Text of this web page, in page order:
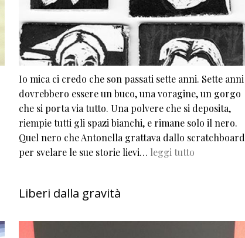
Io mica ci credo che son passati sette anni. Sette anni
dovrebbero essere un buco, una voragine, un gorgo
che si porta via tutto. Una polvere che si deposita,
riempie tutti gli spazi bianchi, e rimane solo il nero.
Quel nero che Antonella grattava dallo scratchboard
per svelare le sue storie lievi… leggi tutto
Liberi dalla gravità